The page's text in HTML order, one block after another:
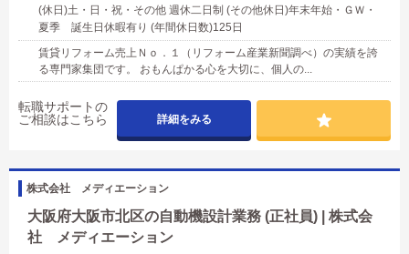
(休日)土・日・祝・その他 週休二日制 (その他休日)年末年始・ＧＷ・
夏季 誕生日休暇有り (年間休日数)125日
賃貸リフォーム売上Ｎｏ．１（リフォーム産業新聞調べ）の実績を誇
る専門家集団です。 おもんぱかる心を大切に、個人の...
転職サポートの
ご相談はこちら
詳細をみる
株式会社 メディエーション
大阪府大阪市北区の自動機設計業務 (正社員) | 株式会
社 メディエーション